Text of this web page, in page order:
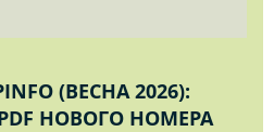
(ВЕСНА 2026):
НОВОГО НОМЕРА